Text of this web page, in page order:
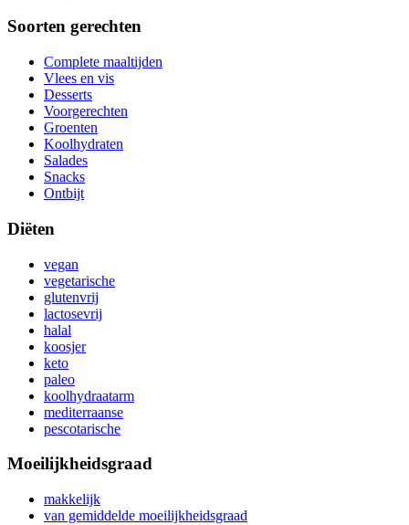
Soorten gerechten
Complete maaltijden
Vlees en vis
Desserts
Voorgerechten
Groenten
Koolhydraten
Salades
Snacks
Ontbijt
Diëten
vegan
vegetarische
glutenvrij
lactosevrij
halal
koosjer
keto
paleo
koolhydraatarm
mediterraanse
pescotarische
Moeilijkheidsgraad
makkelijk
van gemiddelde moeilijkheidsgraad